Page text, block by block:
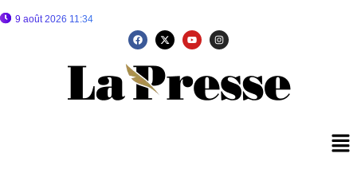
9 août 2026 11:34